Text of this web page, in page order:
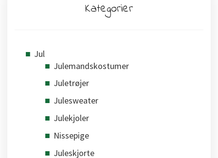
Kategorier
Jul
Julemandskostumer
Juletrøjer
Julesweater
Julekjoler
Nissepige
Juleskjorte